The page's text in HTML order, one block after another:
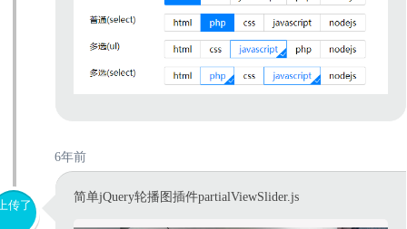
6年前
传了
简单jQuery轮播图插件partialViewSlider.js